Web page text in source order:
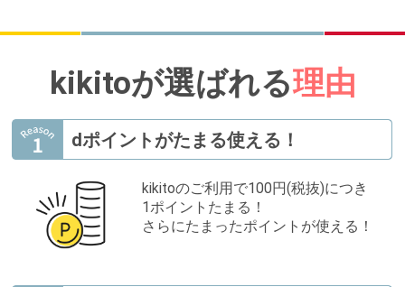
kikitoが選ばれる理由
dポイントがたまる使える！
kikitoのご利用で100円(税抜)につき
1ポイントたまる！
さらにたまったポイントが使える！